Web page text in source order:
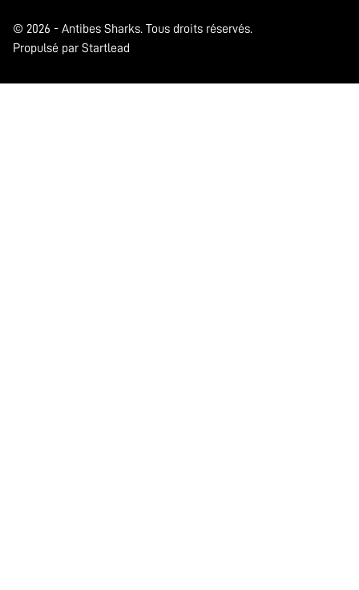
© 2026 - Antibes Sharks. Tous droits réservés.
Propulsé par Startlead